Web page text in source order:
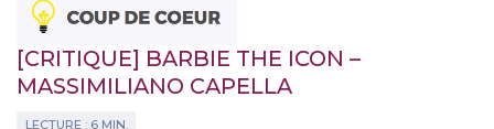
[CRITIQUE] BARBIE THE ICON –
MASSIMILIANO CAPELLA